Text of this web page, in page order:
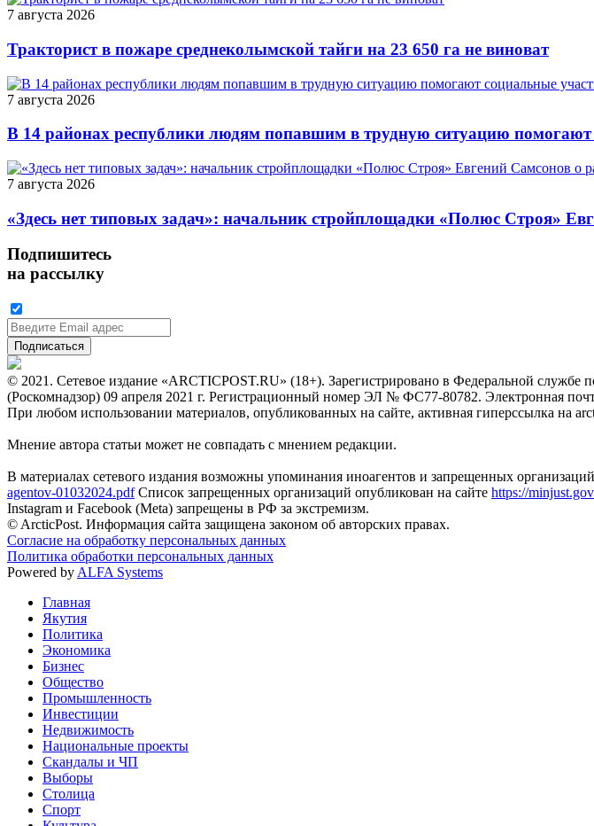
7 августа 2026
Тракторист в пожаре среднеколымской тайги на 23 650 га не виноват
7 августа 2026
В 14 районах республики людям попавшим в трудную ситуацию помогают
7 августа 2026
«Здесь нет типовых задач»: начальник стройплощадки «Полюс Строя»
Подпишитесь
на рассылку
© 2021. Сетевое издание «ARCTICPOST.RU» (18+). Зарегистрировано в Федеральной
(Роскомнадзор) 09 апреля 2021 г. Регистрационный номер ЭЛ № ФС77-80782. Электронная
При любом использовании материалов, опубликованных на сайте, активная гиперссылка на
Мнение автора статьи может не совпадать с мнением редакции.
В материалах сетевого издания возможны упоминания иноагентов и запрещенных
agentov-01032024.pdfСписок запрещенных организаций опубликован на сайте https://
Instagram и Facebook (Metа) запрещены в РФ за экстремизм.
© ArcticPost. Информация сайта защищена законом об авторских правах.
Согласие на обработку персональных данных
Политика обработки персональных данных
Powered by ALFA Systems
Главная
Якутия
Политика
Экономика
Бизнес
Общество
Промышленность
Инвестиции
Недвижимость
Национальные проекты
Скандалы и ЧП
Выборы
Столица
Спорт